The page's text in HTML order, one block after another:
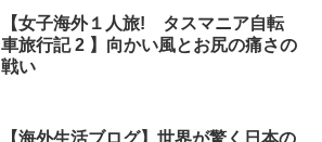
【女子海外１人旅! タスマニア自転
車旅行記 2 】向かい風とお尻の痛さの
戦い